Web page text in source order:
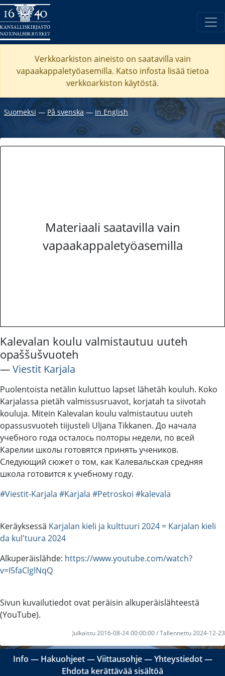
Verkkoarkiston aineisto on saatavilla vain
vapaakappaletyöasemilla. Katso infosta lisää tietoa
verkkoarkiston käytöstä.
Suomeksi ― På svenska ― In English
Materiaali saatavilla vain
vapaakappaletyöasemilla
Kalevalan koulu valmistautuu uuteh
opaššušvuoteh
―Viestit Karjala
Puolentoista netälin kuluttuo lapset lähetäh kouluh. Koko
Karjalassa pietäh valmissusruavot, korjatah ta siivotah
kouluja. Mitein Kalevalan koulu valmistautuu uuteh
opassusvuoteh tiijusteli Uljana Tikkanen. До начала
учебного года осталось полторы недели, по всей
Карелии школы готовятся принять учеников.
Следующий сюжет о том, как Калевальская средняя
школа готовится к учебному году.
#Viestit-Karjala #Karjala #Petroskoi #kalevala
Keräyksessä Karjalan kieli ja kulttuuri 2024 = Karjalan kieli
da kul'tuura 2024
Alkuperäislähde: https://www.youtube.com/watch?
v=I5faClglNqQ
Sivun kuvailutiedot ovat peräisin alkuperäislähteestä
(YouTube).
Julkaistu 2016-08-24 00:00:00 / Tallennettu 2024-12-23
Info ― Hakuohjeet―Viittausohje―Yhteystiedot―
Ehdota kerättävää sisältöä